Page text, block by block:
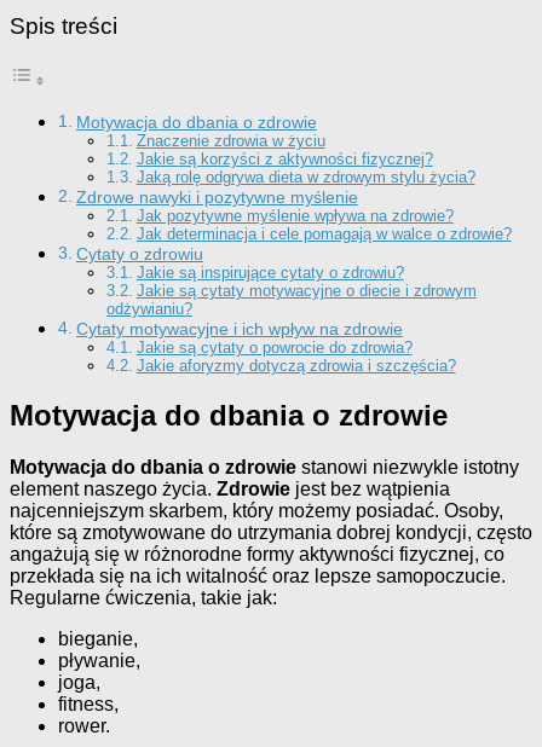
Spis treści
Motywacja do dbania o zdrowie
Znaczenie zdrowia w życiu
Jakie są korzyści z aktywności fizycznej?
Jaką rolę odgrywa dieta w zdrowym stylu życia?
Zdrowe nawyki i pozytywne myślenie
Jak pozytywne myślenie wpływa na zdrowie?
Jak determinacja i cele pomagają w walce o zdrowie?
Cytaty o zdrowiu
Jakie są inspirujące cytaty o zdrowiu?
Jakie są cytaty motywacyjne o diecie i zdrowym
odżywianiu?
Cytaty motywacyjne i ich wpływ na zdrowie
Jakie są cytaty o powrocie do zdrowia?
Jakie aforyzmy dotyczą zdrowia i szczęścia?
Motywacja do dbania o zdrowie
Motywacja do dbania o zdrowie stanowi niezwykle istotny
element naszego życia. Zdrowie jest bez wątpienia
najcenniejszym skarbem, który możemy posiadać. Osoby,
które są zmotywowane do utrzymania dobrej kondycji, często
angażują się w różnorodne formy aktywności fizycznej, co
przekłada się na ich witalność oraz lepsze samopoczucie.
Regularne ćwiczenia, takie jak:
bieganie,
pływanie,
joga,
fitness,
rower.